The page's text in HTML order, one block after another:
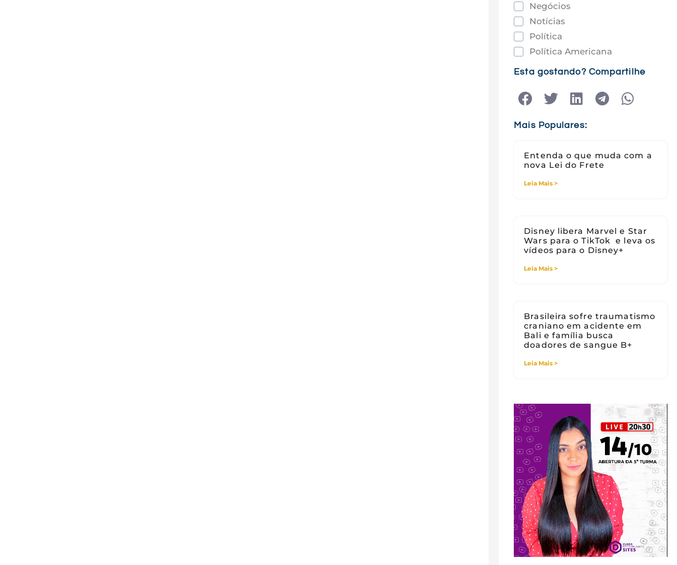
Negócios
Notícias
Política
Política Americana
Saúde
Tecnologia
Viagens
Esta gostando? Compartilhe
Mais Populares:
Entenda o que muda com a
nova Lei do Frete
Leia Mais >
Disney libera Marvel e Star
Wars para o TikTok e leva os
vídeos para o Disney+
Leia Mais >
Brasileira sofre traumatismo
craniano em acidente em
Bali e família busca
doadores de sangue B+
Leia Mais >